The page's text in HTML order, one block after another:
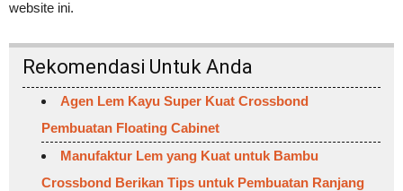
website ini.
Rekomendasi Untuk Anda
Agen Lem Kayu Super Kuat Crossbond
Pembuatan Floating Cabinet
Manufaktur Lem yang Kuat untuk Bambu
Crossbond Berikan Tips untuk Pembuatan Ranjang